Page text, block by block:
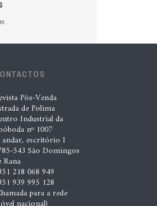
representação
em Portugal
geração de
Pós-Venda
de Polima
Industrial da
nº 1007
andar, escritório I
543 São Domingos
Rana
218 068 949
939 995 128
para a rede